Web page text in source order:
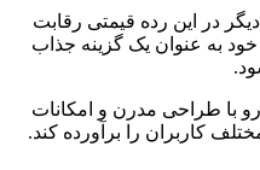
دیگر در این رده قیمتی رقابت
به عنوان یک گزینه جذاب
با طراحی مدرن و امکانات
کاربران را برآورده کند.